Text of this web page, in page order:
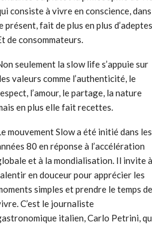
consiste à vivre en conscience, dans
présent, fait de plus en plus
de consommateurs.
seulement la slow life s’appuie sur
valeurs comme l’authenticité, le
l’amour, le partage, la nature
en plus elle fait recettes.
mouvement Slow a été initié dans les
80 en réponse à l’accélération
et à la mondialisation. Il invite à
en douceur pour apprécier les
simples et prendre le temps de
C’est le journaliste
italien, Carlo Petrini,